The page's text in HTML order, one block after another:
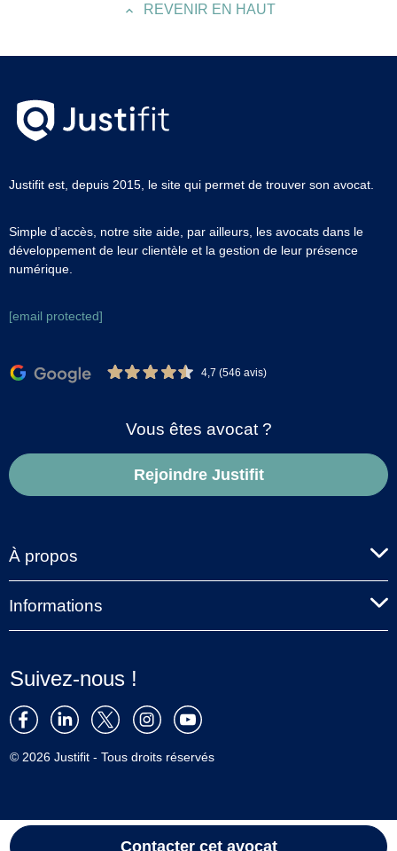
REVENIR EN HAUT
Contacter cet avocat
Justifit est, depuis 2015, le site qui permet de trouver son avocat.
Simple d’accès, notre site aide, par ailleurs, les avocats dans le
développement de leur clientèle et la gestion de leur présence
numérique.
[email protected]
4,7 (546 avis)
Vous êtes avocat ?
Rejoindre Justifit
À propos
Informations
Suivez-nous !
© 2026 Justifit - Tous droits réservés